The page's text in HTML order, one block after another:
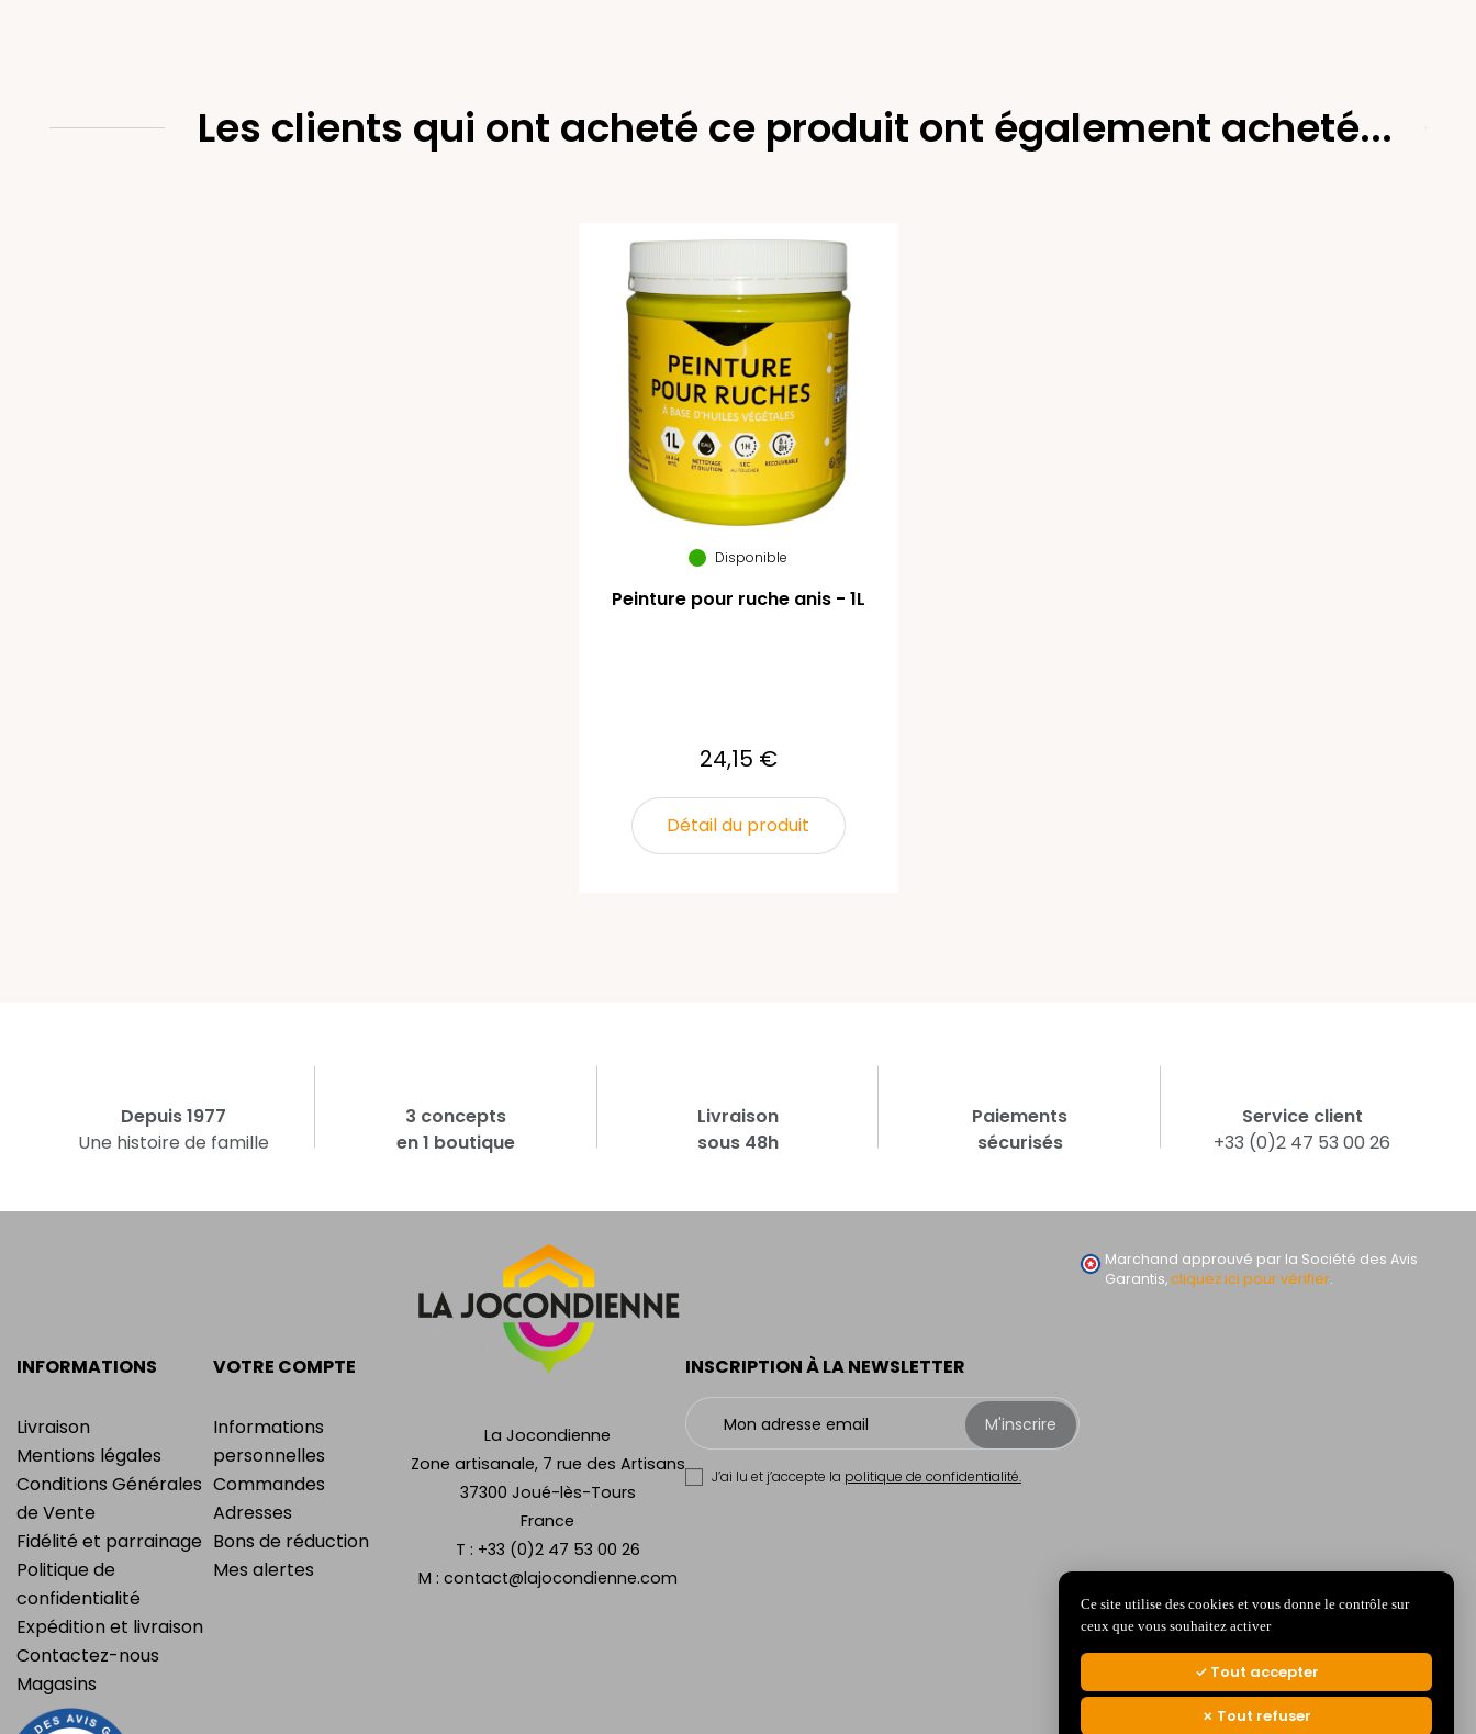
Les clients qui ont acheté ce produit ont également acheté...
Disponible
Peinture pour ruche anis - 1L
24,15 €
Détail du produit
Depuis 1977
Une histoire de famille
3 concepts
en 1 boutique
Livraison
sous 48h
Paiements
sécurisés
Service client
+33 (0)2 47 53 00 26
INFORMATIONS
Livraison
Mentions légales
Conditions Générales
de Vente
Fidélité et parrainage
Politique de
confidentialité
Expédition et livraison
Contactez-nous
Magasins
VOTRE COMPTE
Informations
personnelles
Commandes
Adresses
Bons de réduction
Mes alertes
La Jocondienne
Zone artisanale, 7 rue des Artisans
37300 Joué-lès-Tours
France
T : +33 (0)2 47 53 00 26
M : contact@lajocondienne.com
INSCRIPTION À LA NEWSLETTER
M'inscrire
J’ai lu et j’accepte la politique de confidentialité.
Marchand approuvé par la Société des Avis
Garantis,cliquez ici pour vérifier.
Ce site utilise des cookies et vous donne le contrôle sur
ceux que vous souhaitez activer
Tout accepter
Tout refuser